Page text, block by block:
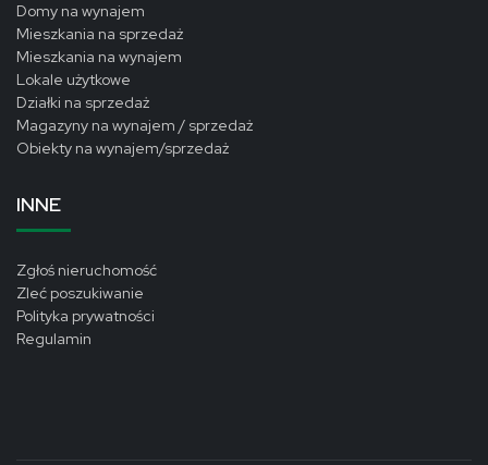
Domy na wynajem
Mieszkania na sprzedaż
Mieszkania na wynajem
Lokale użytkowe
Działki na sprzedaż
Magazyny na wynajem / sprzedaż
Obiekty na wynajem/sprzedaż
INNE
Zgłoś nieruchomość
Zleć poszukiwanie
Polityka prywatności
Regulamin